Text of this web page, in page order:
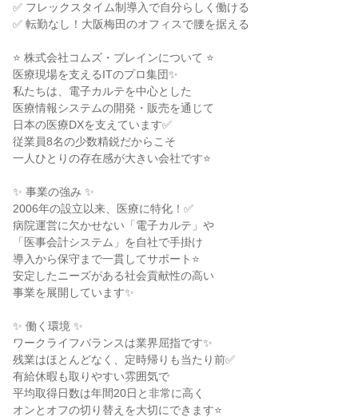
✅ フレックスタイム制導入で自分らしく働ける
✅ 転勤なし！大阪梅田のオフィスで腰を据える
⭐ 株式会社コムズ・ブレインについて ⭐
医療現場を支えるITのプロ集団✨
私たちは、電子カルテを中心とした
医療情報システムの開発・販売を通じて
日本の医療DXを支えています✅
従業員8名の少数精鋭だからこそ
一人ひとりの存在感が大きい会社です⭐
✨ 事業の強み ✨
2006年の設立以来、医療に特化！✅
病院運営に欠かせない「電子カルテ」や
「医事会計システム」を自社で手掛け
導入から保守まで一貫してサポート⭐
安定したニーズがある社会貢献性の高い
事業を展開しています✨
✨ 働く環境 ✨
ワークライフバランスは業界屈指です✨
残業はほとんどなく、定時帰りも当たり前✅
有給休暇も取りやすい雰囲気で
平均取得日数は年間20日と非常に高く
オンとオフの切り替えを大切にできます⭐